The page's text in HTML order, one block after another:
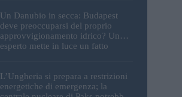
Un Danubio in secca: Budapest
deve preoccuparsi del proprio
approvvigionamento idrico? Un
esperto mette in luce un fatto
L’Ungheria si prepara a restrizioni
energetiche di emergenza; la